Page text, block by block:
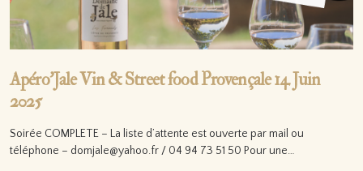
Apéro’Jale Vin & Street food Provençale 14 Juin
2025
Soirée COMPLETE – La liste d’attente est ouverte par mail ou
téléphone – domjale@yahoo.fr / 04 94 73 51 50 Pour une…